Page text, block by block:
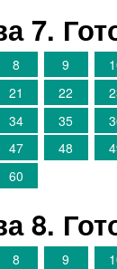
7.
8 9
21 22
34 35
47 48
60
8.
8 9